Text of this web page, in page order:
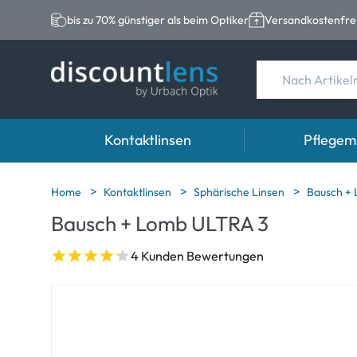
bis zu 70% günstiger als beim Optiker
Kontaktlinsen
Marken
Acuvue
Biotrue
Kategorie
Sphärische Linsen
Torische Linsen
Marken
Eversee
EasySept
Home Kontaktlinsen Sphärische Linsen Bausch +
Bausch + Lomb ULTRA 3
4 Kunden Bewertungen